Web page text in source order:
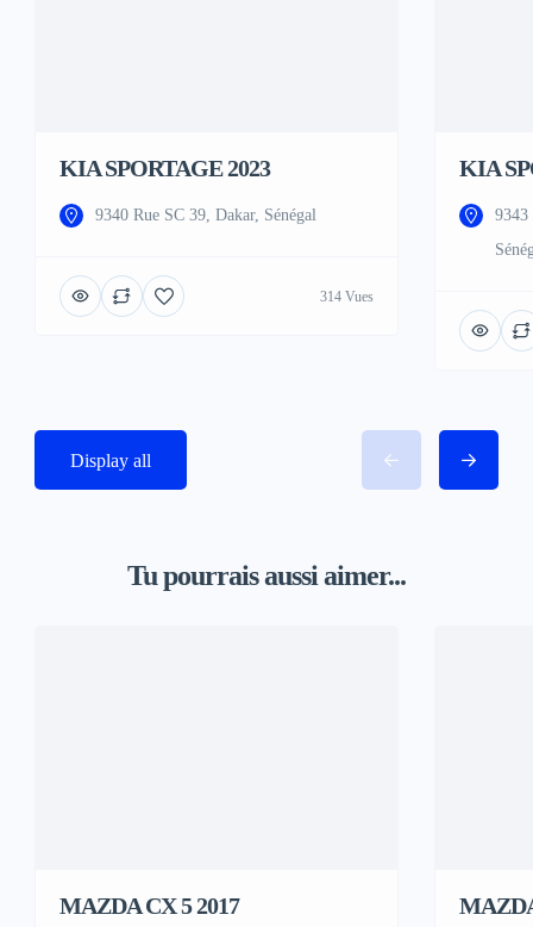
KIA SPORTAGE 2023
9340 Rue SC 39, Dakar, Sénégal
314 Vues
KIA
9343
Display all
Tu pourrais aussi aimer...
MAZDA CX 5 2017